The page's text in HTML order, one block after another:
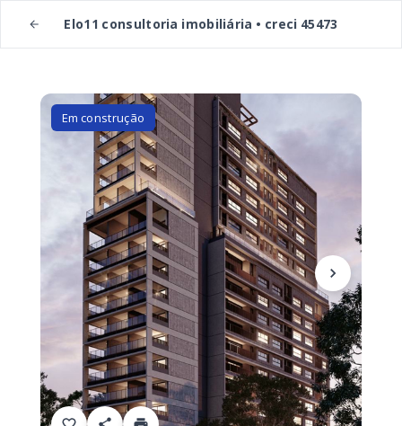
Elo11 consultoria imobiliária • creci 45473
Em construção